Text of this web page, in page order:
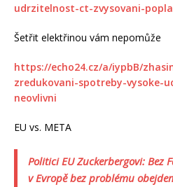
udrzitelnost-ct-zvysovani-
Šetřit elektřinou vám nepomůže
https://echo24.cz/a/iypbB/
zredukovani-spotreby-vysoke-
neovlivni
EU vs. META
Politici EU Zuckerbergovi: Bez
v Evropě bez problému